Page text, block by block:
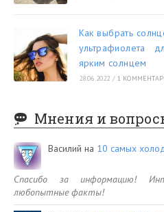
Как выбрать
ультрафиолета
ярким солнцем
28.06.2022 / 1
Мнения и
Василий на 10 самых
Спасибо за информацию!
любопытные факты!